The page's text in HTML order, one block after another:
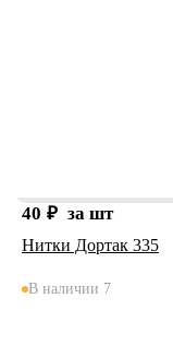
40 ₽ за шт
Нитки Дортак 335
В наличии 7